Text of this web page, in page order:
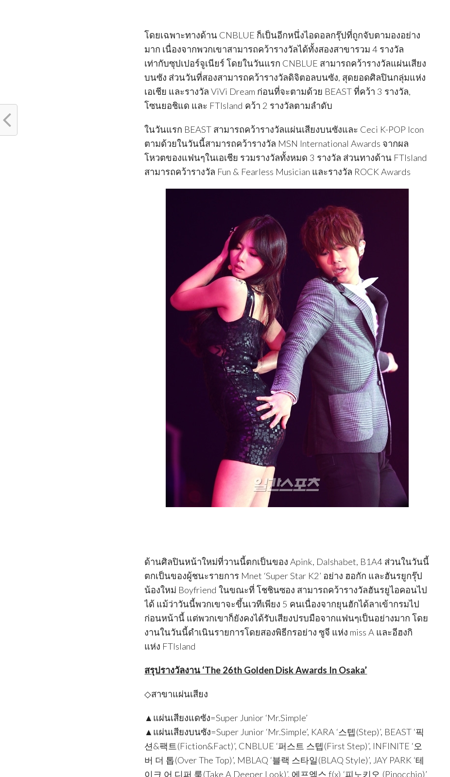
โดยเฉพาะทางด้าน CNBLUE ก็เป็นอีกหนึ่งไอดอลกรุ๊ปที่ถูกจับตามองอย่าง
มาก เนื่องจากพวกเขาสามารถคว้ารางวัลได้ทั้งสองสาขารวม 4 รางวัล
เท่ากับซุปเปอร์จูเนียร์ โดยในวันแรก CNBLUE สามารถคว้ารางวัลแผ่นเสียง
บนซัง ส่วนวันที่สองสามารถคว้ารางวัลดิจิตอลบนซัง, สุดยอดศิลปินกลุ่มแห่ง
เอเชีย และรางวัล ViVi Dream ก่อนที่จะตามด้วย BEAST ที่คว้า 3 รางวัล,
โซนยอชิแด และ FTIsland คว้า 2 รางวัลตามลำดับ
ในวันแรก BEAST สามารถคว้ารางวัลแผ่นเสียงบนซังและ Ceci K-POP Icon
ตามด้วยในวันนี้สามารถคว้ารางวัล MSN International Awards จากผล
โหวตของแฟนๆในเอเชีย รวมรางวัลทั้งหมด 3 รางวัล ส่วนทางด้าน FTIsland
สามารถคว้ารางวัล Fun & Fearless Musician และรางวัล ROCK Awards
ด้านศิลปินหน้าใหม่ที่วานนี้ตกเป็นของ Apink, Dalshabet, B1A4 ส่วนในวันนี้
ตกเป็นของผู้ชนะรายการ Mnet ‘Super Star K2’ อย่าง ฮอกัก และฮันรยูกรุ๊ป
น้องใหม่ Boyfriend ในขณะที่ โชชินซอง สามารถคว้ารางวัลฮันรยูไอคอนไป
ได้ แม้ว่าวันนี้พวกเขาจะขึ้นเวทีเพียง 5 คนเนื่องจากยุนฮักได้ลาเข้ากรมไป
ก่อนหน้านี้ แต่พวกเขาก็ยังคงได้รับเสียงปรบมือจากแฟนๆเป็นอย่างมาก โดย
งานในวันนี้ดำเนินรายการโดยสองพิธีกรอย่าง ซูจี แห่ง miss A และอีฮงกิ
แห่ง FTIsland
สรุปรางวัลงาน ‘The 26th Golden Disk Awards In Osaka’
◇สาขาแผ่นเสียง
▲แผ่นเสียงแดซัง=Super Junior ‘Mr.Simple’
▲แผ่นเสียงบนซัง=Super Junior ‘Mr.Simple’, KARA ‘스텝(Step)’, BEAST ‘픽
션&팩트(Fiction&Fact)’, CNBLUE ‘퍼스트 스텝(First Step)’, INFINITE ‘오
버 더 톱(Over The Top)’, MBLAQ ‘블랙 스타일(BLAQ Style)’, JAY PARK ‘테
이크 어 디퍼 룩(Take A Deeper Look)’, 에프엑스 f(x) ‘피노키오 (Pinocchio)’